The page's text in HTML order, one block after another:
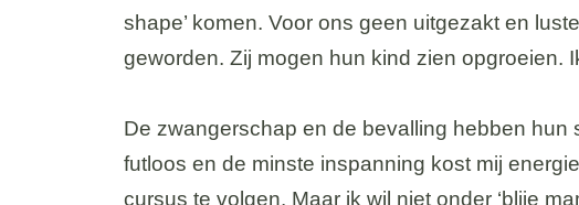
shape’ komen. Voor ons geen uitgezakt en
geworden. Zij mogen hun kind zien opgroeien.
De zwangerschap en de bevalling hebben hun
futloos en de minste inspanning kost mij
cursus te volgen. Maar ik wil niet onder ‘blije